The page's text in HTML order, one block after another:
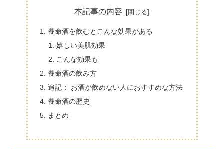
本記事の内容
養命酒を飲むとこんな効果がある
嬉しい美肌効果
こんな効果も
養命酒の飲み方
追記： お酒が飲めない人におすすめな方法
養命酒の歴史
まとめ